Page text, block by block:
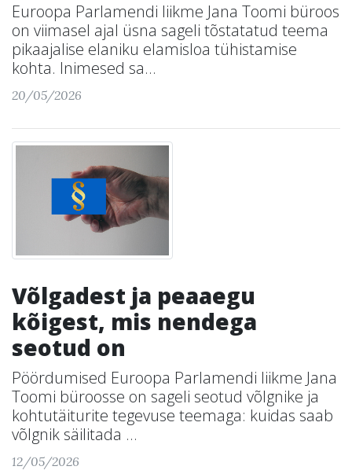
Euroopa Parlamendi liikme Jana Toomi büroos
on viimasel ajal üsna sageli tõstatatud teema
pikaajalise elaniku elamisloa tühistamise
kohta. Inimesed sa...
20/05/2026
Võlgadest ja peaaegu
kõigest, mis nendega
seotud on
Pöördumised Euroopa Parlamendi liikme Jana
Toomi büroosse on sageli seotud võlgnike ja
kohtutäiturite tegevuse teemaga: kuidas saab
võlgnik säilitada ...
12/05/2026